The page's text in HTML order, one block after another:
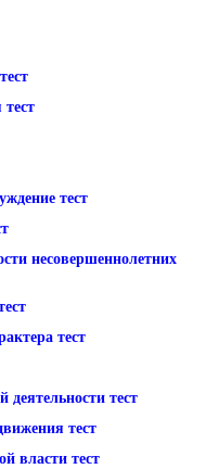
тест
несовершеннолетних
тест
деятельности тест
тест
власти тест